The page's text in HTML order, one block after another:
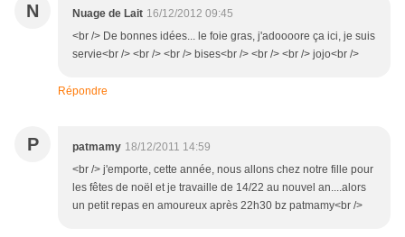
N Nuage de Lait 16/12/2012 09:45
<br /> De bonnes idées... le foie gras, j'adoooore ça ici, je suis
servie<br /> <br /> <br /> bises<br /> <br /> <br /> jojo<br />
Répondre
P patmamy 18/12/2011 14:59
<br /> j'emporte, cette année, nous allons chez notre fille pour
les fêtes de noël et je travaille de 14/22 au nouvel an....alors
un petit repas en amoureux après 22h30 bz patmamy<br />